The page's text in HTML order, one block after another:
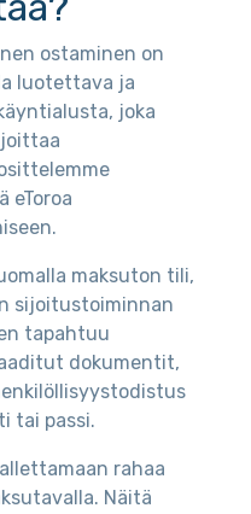
ostaminen on
luotettava ja
joka
eToroa
maksuton tili,
sijoitustoiminnan
tapahtuu
dokumentit,
tai passi.
rahaa
Näitä